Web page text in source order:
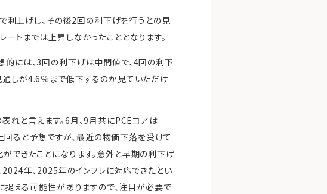
利上げし、その後2回の利下げを行うとの見
トまでは上昇しなかったこととなります。
的には、3回の利下げは中間値で、4回の利下
通しが4.6％まで低下するのか見ていただけ
れと言えます。6月、9月共にPCEコアは
ると予想ですが、最近の物価下落を受けて
できたことになります。意外と早期の利下げ
年、2025年のインフレに対応できたとい
捉える可能性がありますので、注目が必要で